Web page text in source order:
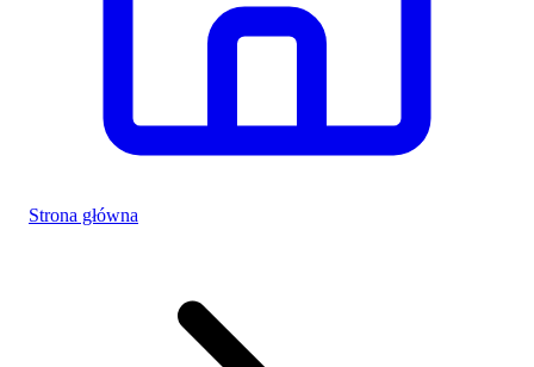
Strona główna